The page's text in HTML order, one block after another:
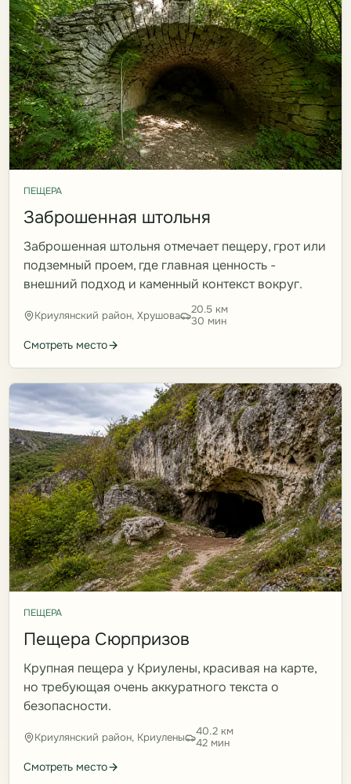
ПЕЩЕРА
Заброшенная штольня
Заброшенная штольня отмечает пещеру, грот или
подземный проем, где главная ценность -
внешний подход и каменный контекст вокруг.
Криулянский район, Хрушова
20.5 км
30 мин
Смотреть место
ПЕЩЕРА
Пещера Сюрпризов
Крупная пещера у Криулены, красивая на карте,
но требующая очень аккуратного текста о
безопасности.
Криулянский район, Криулены
40.2 км
42 мин
Смотреть место